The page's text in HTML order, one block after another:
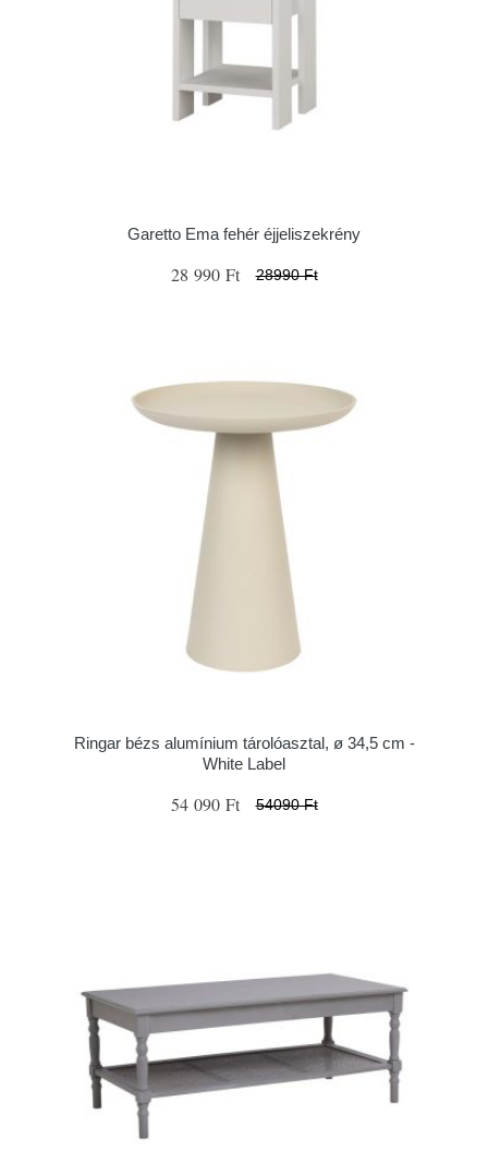
Garetto Ema fehér éjjeliszekrény
28 990 Ft 28990 Ft
Ringar bézs alumínium tárolóasztal, ø 34,5 cm -
White Label
54 090 Ft 54090 Ft